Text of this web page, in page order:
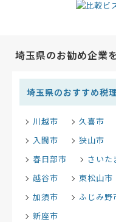
埼玉県のお勧め企業
埼玉県のおすすめ税
川越市 久喜市
入間市
狭山市
春日部市
さいた
越谷市
東松山市
加須市
ふじみ野
新座市